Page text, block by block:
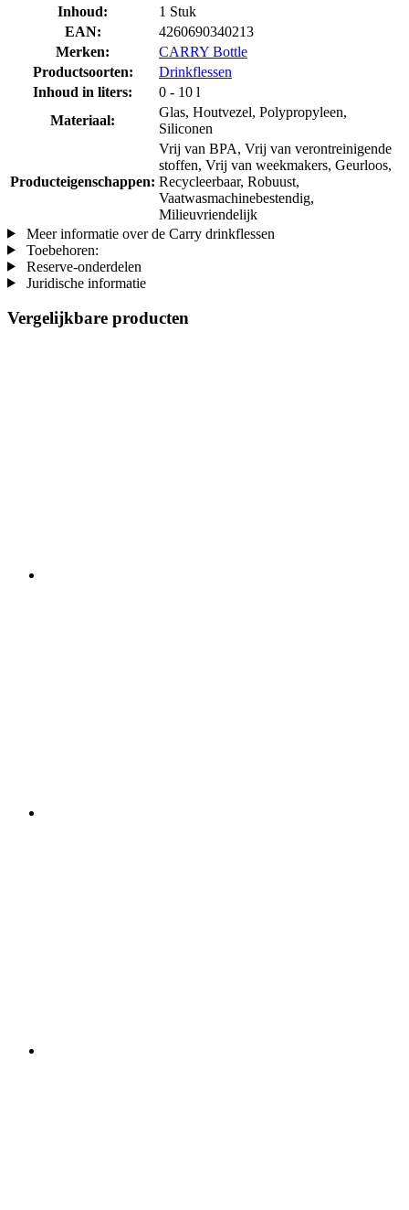
Inhoud:
1 Stuk
EAN:
4260690340213
Merken:
CARRY Bottle
Productsoorten:
Drinkflessen
Inhoud in liters:
0 - 10 l
Materiaal:
Glas, Houtvezel, Polypropyleen,
Siliconen
Producteigenschappen:
Vrij van BPA, Vrij van verontreinigende
stoffen, Vrij van weekmakers, Geurloos,
Recycleerbaar, Robuust,
Vaatwasmachinebestendig,
Milieuvriendelijk
Meer informatie over de Carry drinkflessen
Toebehoren:
Reserve-onderdelen
Juridische informatie
Vergelijkbare producten